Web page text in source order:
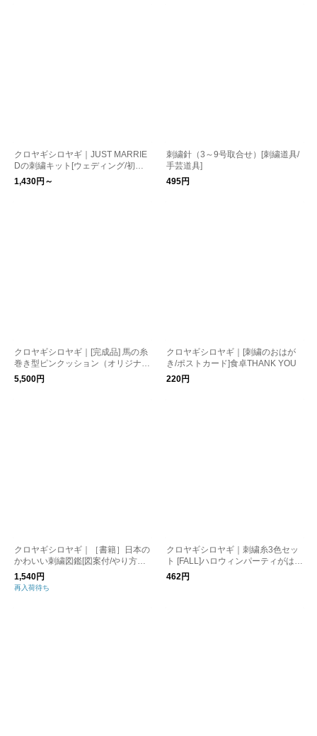
クロヤギシロヤギ｜JUST MARRIE
Dの刺繍キット[ウェディング/初心
者でも楽しい/図案付/結婚祝]
1,430円～
刺繍針（3～9号取合せ）[刺繍道具/
手芸道具]
495円
クロヤギシロヤギ｜[完成品] 馬の糸
巻き型ピンクッション（オリジナル
まち針/スレダー付き）[刺繍道具/手
芸道具]
5,500円
クロヤギシロヤギ｜[刺繍のおはが
き/ポストカード]食卓THANK YOU
220円
クロヤギシロヤギ｜［書籍］日本の
かわいい刺繍図鑑[図案付/やり方タ
ップリ掲載/初心者も楽しい/入園入
学/通園］
1,540円
再入荷待ち
クロヤギシロヤギ｜刺繍糸3色セッ
ト [FALL]ハロウィンパーティがはじ
まる
462円